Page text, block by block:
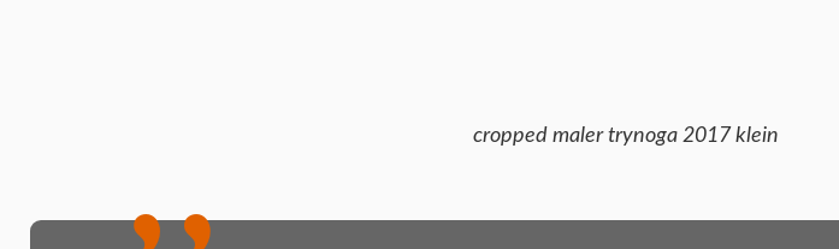
cropped maler trynoga 2017 klein